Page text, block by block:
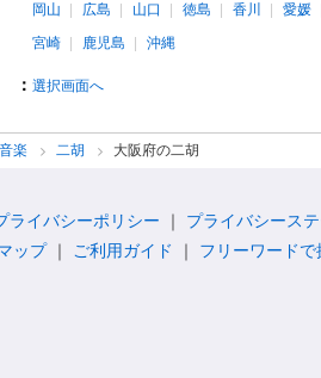
岡山
広島 山口 徳島 香川 愛媛
宮崎
鹿児島 沖縄
： 選択画面へ
音楽 二胡 大阪府の二胡
ライバシーポリシー プライバシース
ップ
ご利用ガイド フリーワードで